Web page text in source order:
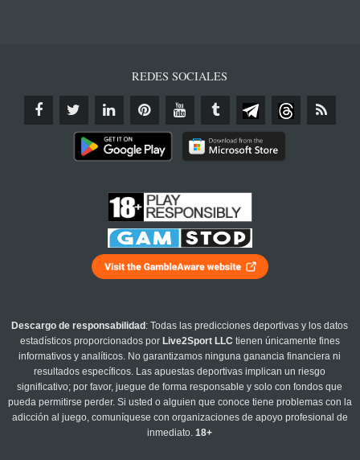
REDES SOCIALES
Descargo de responsabilidad : Todas las predicciones deportivas y los datos
estadísticos proporcionados por Live2Sport LLC tienen únicamente fines
informativos y analíticos. No garantizamos ninguna ganancia financiera ni
resultados específicos. Las apuestas deportivas implican un riesgo
significativo; por favor, juegue de forma responsable y solo con fondos que
pueda permitirse perder. Si usted o alguien que conoce tiene problemas con la
adicción al juego, comuníquese con organizaciones de apoyo profesional de
inmediato.18+